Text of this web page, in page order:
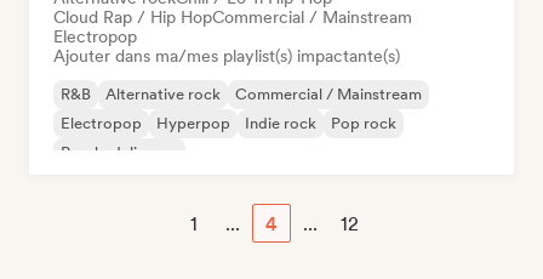
Cloud Rap / Hip HopCommercial / Mainstream
Electropop
Ajouter dans ma/mes playlist(s) impactante(s)
R&B Alternative rock
Commercial / Mainstream
Electropop
Hyperpop Indie rock
Pop rock
Psychedelic pop
1 ... 4 ... 12